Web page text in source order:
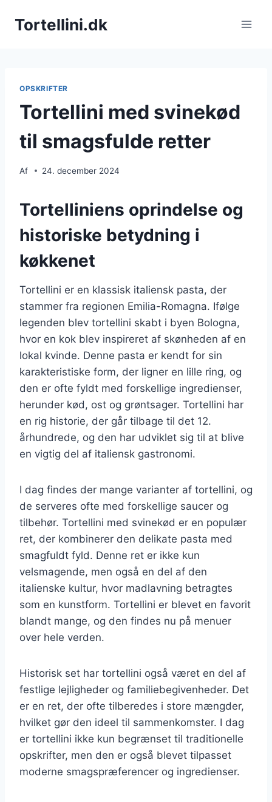
Tortellini.dk
OPSKRIFTER
Tortellini med svinekød
til smagsfulde retter
Af 24. december 2024
Tortelliniens oprindelse og
historiske betydning i
køkkenet
Tortellini er en klassisk italiensk pasta, der
stammer fra regionen Emilia-Romagna. Ifølge
legenden blev tortellini skabt i byen Bologna,
hvor en kok blev inspireret af skønheden af en
lokal kvinde. Denne pasta er kendt for sin
karakteristiske form, der ligner en lille ring, og
den er ofte fyldt med forskellige ingredienser,
herunder kød, ost og grøntsager. Tortellini har
en rig historie, der går tilbage til det 12.
århundrede, og den har udviklet sig til at blive
en vigtig del af italiensk gastronomi.
I dag findes der mange varianter af tortellini, og
de serveres ofte med forskellige saucer og
tilbehør. Tortellini med svinekød er en populær
ret, der kombinerer den delikate pasta med
smagfuldt fyld. Denne ret er ikke kun
velsmagende, men også en del af den
italienske kultur, hvor madlavning betragtes
som en kunstform. Tortellini er blevet en favorit
blandt mange, og den findes nu på menuer
over hele verden.
Historisk set har tortellini også været en del af
festlige lejligheder og familiebegivenheder. Det
er en ret, der ofte tilberedes i store mængder,
hvilket gør den ideel til sammenkomster. I dag
er tortellini ikke kun begrænset til traditionelle
opskrifter, men den er også blevet tilpasset
moderne smagspræferencer og ingredienser.